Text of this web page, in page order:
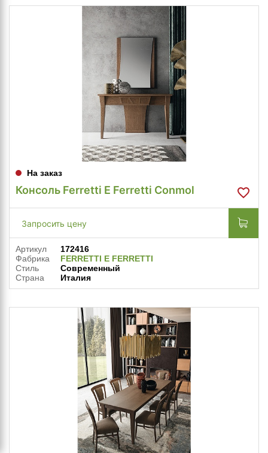
На заказ
Консоль Ferretti E Ferretti Conmol
Запросить цену
Артикул
172416
Фабрика
FERRETTI E FERRETTI
Стиль
Современный
Страна
Италия